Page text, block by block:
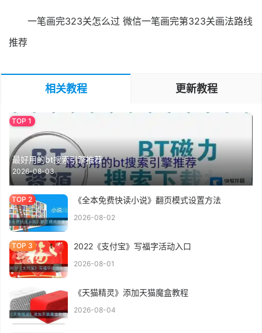
一笔画完323关怎么过 微信一笔画完第323关画法路线
推荐
相关教程 更新教程
最好用的bt搜索引擎推荐
2026-08-03
《全本免费快读小说》翻页模式设置方法
2026-08-02
2022《支付宝》写福字活动入口
2026-08-01
《天猫精灵》添加天猫魔盒教程
2026-08-04